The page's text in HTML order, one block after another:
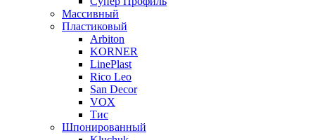
Массивный
Пластиковый
Arbiton
KORNER
LinePlast
Rico Leo
San Decor
VOX
Тис
Шпонированный